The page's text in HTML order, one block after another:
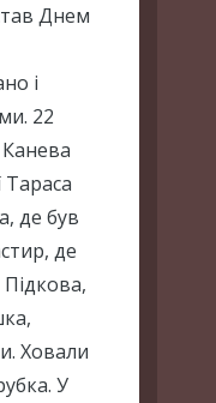
Днем
і
22
Тараса
де був
де
Ховали
У